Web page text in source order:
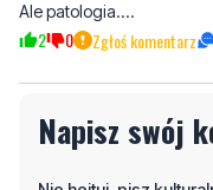
Ale patologia....
2 0 Zgłoś komentarz
Napisz swój